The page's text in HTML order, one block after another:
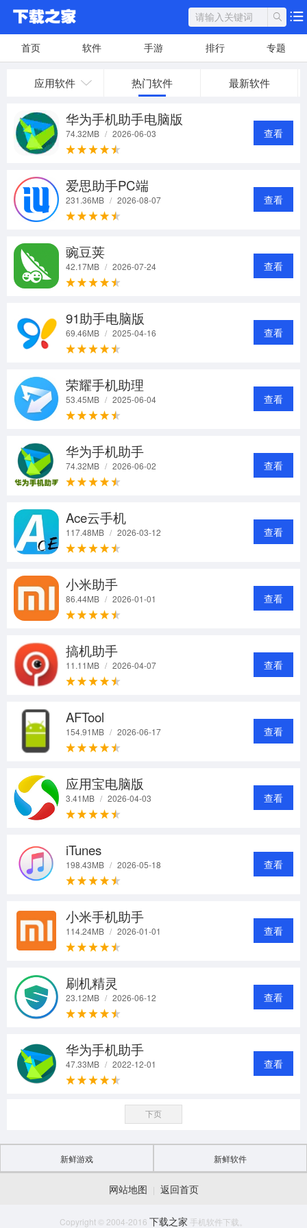
首页 软件 手游 排行 专题
应用软件 热门软件 最新软件
华为手机助手电脑版
74.32MB / 2026-06-03 查看
爱思助手PC端
231.36MB / 2026-08-07 查看
豌豆荚
42.17MB / 2026-07-24 查看
91助手电脑版
69.46MB / 2025-04-16 查看
荣耀手机助理
53.45MB / 2025-06-04 查看
华为手机助手
74.32MB / 2026-06-02 查看
Ace云手机
117.48MB / 2026-03-12 查看
小米助手
86.44MB / 2026-01-01 查看
搞机助手
11.11MB / 2026-04-07 查看
AFTool
154.91MB / 2026-06-17 查看
应用宝电脑版
3.41MB / 2026-04-03 查看
iTunes
198.43MB / 2026-05-18 查看
小米手机助手
114.24MB / 2026-01-01 查看
刷机精灵
23.12MB / 2026-06-12 查看
华为手机助手
47.33MB / 2022-12-01 查看
下页
新鲜游戏 新鲜软件
网站地图 | 返回首页
Copyright © 2004-2016 下载之家 手机软件下载。